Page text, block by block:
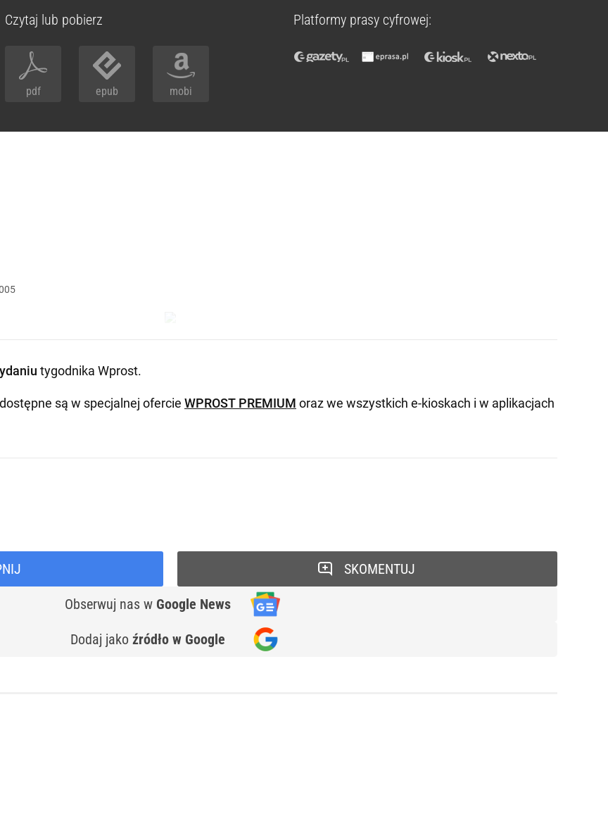
Czytaj lub pobierz
pdf epub mobi
Platformy prasy cyfrowej:
tygodnika Wprost.
są w specjalnej ofercie WPROST PREMIUM oraz we wszystkich e-kioskach i w aplikacjach
Obserwuj nas w Google News
Dodaj jako źródło w Google
SKOMENTUJ